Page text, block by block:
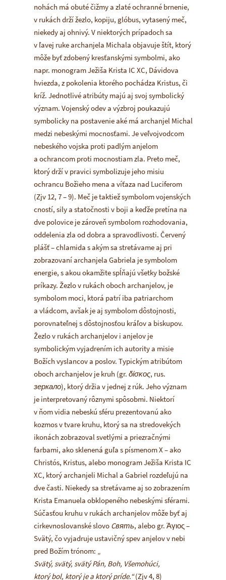
nohách má obuté čižmy a zlaté ochranné brnenie,
v rukách drží žezlo, kopiju, glóbus, vytasený meč,
niekedy aj ohnivý. V niektorých prípadoch sa
v ľavej ruke archanjela Michala objavuje štít, ktorý
môže byť zdobený kresťanskými symbolmi, ako
napr. monogram Ježiša Krista IC XC, Dávidova
hviezda, z pokolenia ktorého pochádza Kristus, či
kríž. Jednotlivé atribúty majú aj svoj symbolický
význam. Vojenský odev a výzbroj poukazujú
symbolicky na postavenie aké má archanjel Michal
medzi nebeskými mocnosťami. Je veľvojvodcom
nebeského vojska proti padlým anjelom
a ochrancom proti mocnostiam zla. Preto meč,
ktorý drží v pravici symbolizuje jeho misiu
ochrancu Božieho mena a víťaza nad Luciferom
(Zjv 12, 7 – 9). Meč je taktiež symbolom vojenských
cností, sily a statočnosti v boji a keďže pretína na
dve polovice je zároveň symbolom rozhodovania,
oddelenia zla od dobra a spravodlivosti. Červený
plášť – chlamida s akým sa stretávame aj pri
zobrazovaní archanjela Gabriela je symbolom
energie, s akou okamžite spĺňajú všetky božské
príkazy. Žezlo v rukách oboch archanjelov, je
symbolom moci, ktorá patrí iba patriarchom
a vládcom, avšak je aj symbolom dôstojnosti,
porovnateľnej s dôstojnosťou kráľov a biskupov.
Žezlo v rukách archanjelov i anjelov je
symbolickým vyjadrením ich autority a misie
Božích vyslancov a poslov. Typickým atribútom
oboch archanjelov je kruh (gr. δίσκος, rus.
зеркало), ktorý držia v jednej z rúk. Jeho význam
je interpretovaný rôznymi spôsobmi. Niektorí
v ňom vidia nebeskú sféru prezentovanú ako
kozmos v tvare kruhu, ktorý sa na stredovekých
ikonách zobrazoval svetlými a priezračnými
farbami, ako sklenená guľa s písmenom X – ako
Christós, Kristus, alebo monogram Ježiša Krista IC
XC, ktorý archanjeli Michal a Gabriel rozdeľujú na
dve časti. Niekedy sa stretávame aj so zobrazením
Krista Emanuela obklopeného nebeskými sférami.
Súčasťou kruhu v rukách archanjelov môže byť aj
cirkevnoslovanské slovo Cвять, alebo gr. Άγιος –
Svätý, čo vyjadruje ustavičný spev anjelov v nebi
pred Božím trónom: „
Svätý, svätý, svätý Pán, Boh, Všemohúci,
ktorý bol, ktorý je a ktorý príde.“(Zjv 4, 8)